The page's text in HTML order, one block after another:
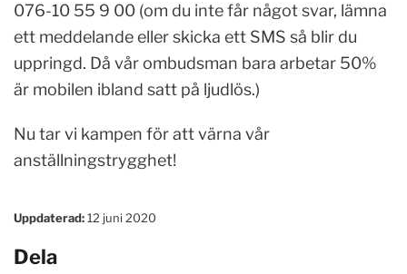
076-10 55 9 00 (om du inte får något svar, lämna
ett meddelande eller skicka ett SMS så blir du
uppringd. Då vår ombudsman bara arbetar 50%
är mobilen ibland satt på ljudlös.)
Nu tar vi kampen för att värna vår
anställningstrygghet!
Uppdaterad:12 juni 2020
Dela